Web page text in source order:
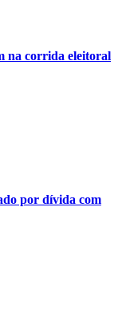
na corrida eleitoral
por dívida com